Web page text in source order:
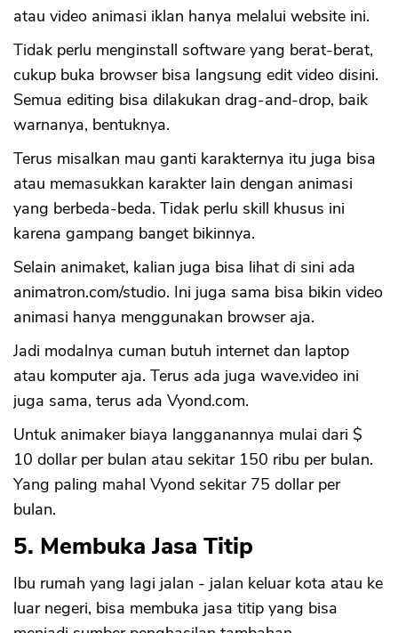
atau video animasi iklan hanya melalui website ini.
Tidak perlu menginstall software yang berat-berat,
cukup buka browser bisa langsung edit video disini.
Semua editing bisa dilakukan drag-and-drop, baik
warnanya, bentuknya.
Terus misalkan mau ganti karakternya itu juga bisa
atau memasukkan karakter lain dengan animasi
yang berbeda-beda. Tidak perlu skill khusus ini
karena gampang banget bikinnya.
Selain animaket, kalian juga bisa lihat di sini ada
animatron.com/studio. Ini juga sama bisa bikin video
animasi hanya menggunakan browser aja.
Jadi modalnya cuman butuh internet dan laptop
atau komputer aja. Terus ada juga wave.video ini
juga sama, terus ada Vyond.com.
Untuk animaker biaya langganannya mulai dari $
10 dollar per bulan atau sekitar 150 ribu per bulan.
Yang paling mahal Vyond sekitar 75 dollar per
bulan.
5. Membuka Jasa Titip
Ibu rumah yang lagi jalan - jalan keluar kota atau ke
luar negeri, bisa membuka jasa titip yang bisa